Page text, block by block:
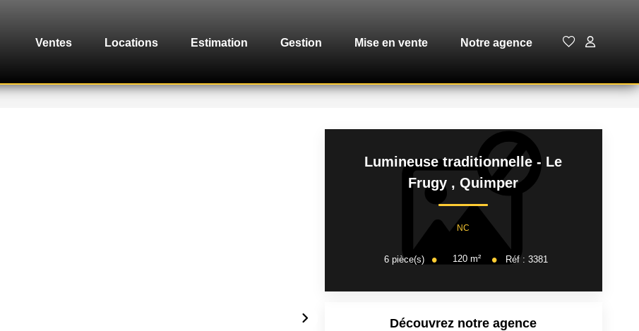
Ventes Locations Estimation Gestion Mise en vente Notre agence
Lumineuse traditionnelle - Le
Frugy ,Quimper
NC
6pièce(s) 120m² Réf :3381
Découvrez notre agence